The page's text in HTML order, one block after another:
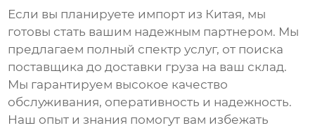
Если вы планируете импорт из Китая, мы
готовы стать вашим надежным партнером. Мы
предлагаем полный спектр услуг, от поиска
поставщика до доставки груза на ваш склад.
Мы гарантируем высокое качество
обслуживания, оперативность и надежность.
Наш опыт и знания помогут вам избежать